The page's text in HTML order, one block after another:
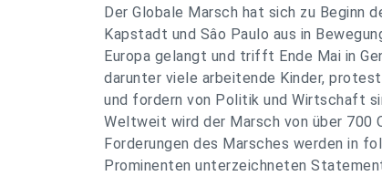
Der Globale Marsch hat sich zu Beginn
Kapstadt und Sâo Paulo aus in
Europa gelangt und trifft Ende Mai in
darunter viele arbeitende Kinder,
und fordern von Politik und Wirtschaft
Weltweit wird der Marsch von über 700
Forderungen des Marsches werden in
Prominenten unterzeichneten